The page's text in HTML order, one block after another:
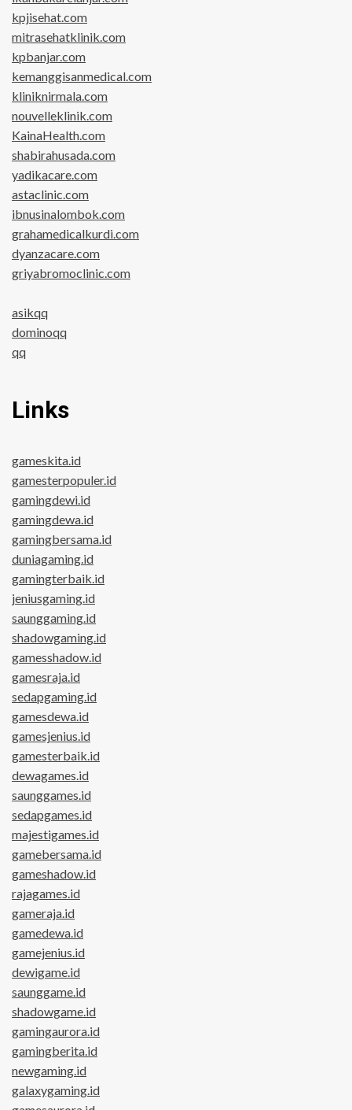
kpjisehat.com
mitrasehatklinik.com
kpbanjar.com
kemanggisanmedical.com
kliniknirmala.com
nouvelleklinik.com
KainaHealth.com
shabirahusada.com
yadikacare.com
astaclinic.com
ibnusinalombok.com
grahamedicalkurdi.com
dyanzacare.com
griyabromoclinic.com
asikqq
dominoqq
qq
Links
gameskita.id
gamesterpopuler.id
gamingdewi.id
gamingdewa.id
gamingbersama.id
duniagaming.id
gamingterbaik.id
jeniusgaming.id
saunggaming.id
shadowgaming.id
gamesshadow.id
gamesraja.id
sedapgaming.id
gamesdewa.id
gamesjenius.id
gamesterbaik.id
dewagames.id
saunggames.id
sedapgames.id
majestigames.id
gamebersama.id
gameshadow.id
rajagames.id
gameraja.id
gamedewa.id
gamejenius.id
dewigame.id
saunggame.id
shadowgame.id
gamingaurora.id
gamingberita.id
newgaming.id
galaxygaming.id